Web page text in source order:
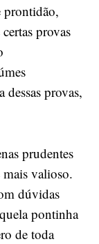
prontidão,
provas
provas,
prudentes
valioso.
dúvidas
pontinha
de toda